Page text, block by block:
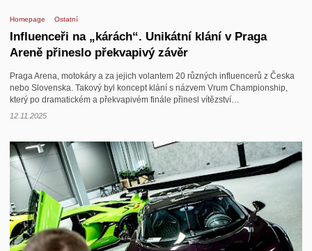
Homepage Ostatní
Influenceři na „kárách“. Unikátní klání v Praga
Areně přineslo překvapivý závěr
Praga Arena, motokáry a za jejich volantem 20 různých influencerů z Česka
nebo Slovenska. Takový byl koncept klání s názvem Vrum Championship,
který po dramatickém a překvapivém finále přinesl vítězství…
12.11.2025